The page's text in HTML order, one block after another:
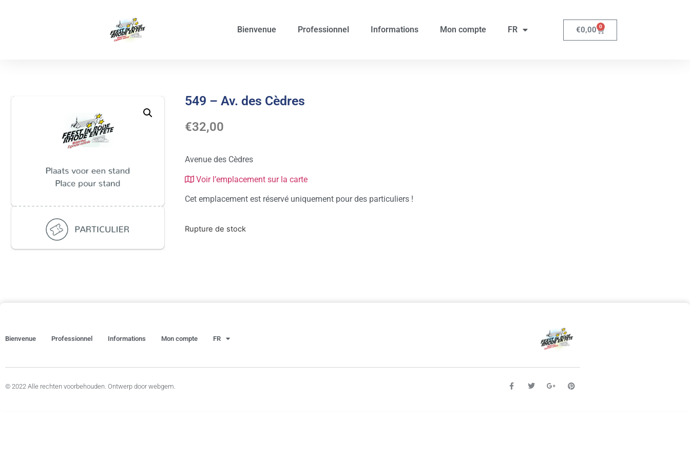
Bienvenue Professionnel Informations Mon compte FR €0,00 0
549 – Av. des Cèdres
€32,00
Avenue des Cèdres
Voir l’emplacement sur la carte
Cet emplacement est réservé uniquement pour des particuliers !
Rupture de stock
Bienvenue Professionnel Informations Mon compte FR
© 2022 Alle rechten voorbehouden. Ontwerp door webgem.